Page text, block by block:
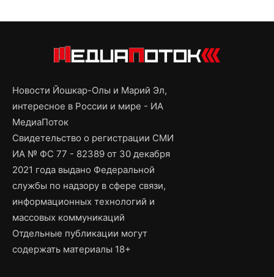
Новости Йошкар-Олы и Марий Эл,
интересное в России и мире - ИА
МедиаПоток
Свидетельство о регистрации СМИ
ИА № ФС 77 - 82389 от 30 декабря
2021 года выдано Федеральной
службы по надзору в сфере связи,
информационных технологий и
массовых коммуникаций
Отдельные публикации могут
содержать материалы 18+